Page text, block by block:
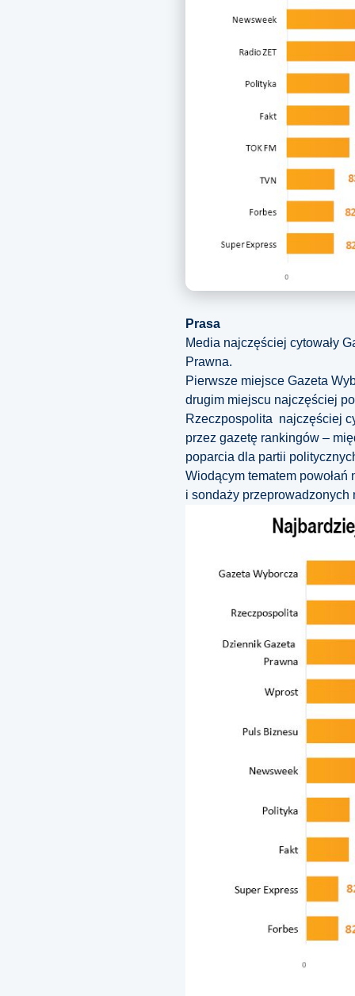
Prasa
Media najczęściej cytowały
Prawna.
Pierwsze miejsce Gazeta
drugim miejscu najczęściej
Rzeczpospolita najczęściej
przez gazetę rankingów –
poparcia dla partii
Wiodącym tematem
i sondaży przeprowadzonych